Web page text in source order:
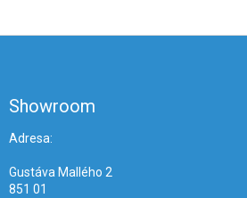
Showroom
Adresa:
Gustáva Mallého 2
851 01